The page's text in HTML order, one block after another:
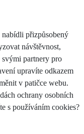
přizpůsobený
návštěvnost,
partnery pro
upravíte odkazem
v patičce webu.
ochrany osobních
s používáním cookies?